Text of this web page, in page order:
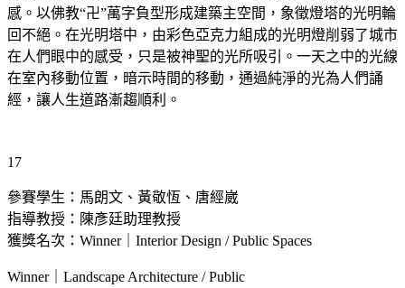
感。以佛教“卍”萬字負型形成建築主空間，象徵燈塔的光明輪
回不絕。在光明塔中，由彩色亞克力組成的光明燈削弱了城市
在人們眼中的感受，只是被神聖的光所吸引。一天之中的光線
在室內移動位置，暗示時間的移動，通過純淨的光為人們誦
經，讓人生道路漸趨順利。
17
參賽學生：馬朗文、黃敬恆、唐經崴
指導教授：陳彥廷助理教授
獲獎名次：Winner｜Interior Design / Public Spaces
Winner｜Landscape Architecture / Public